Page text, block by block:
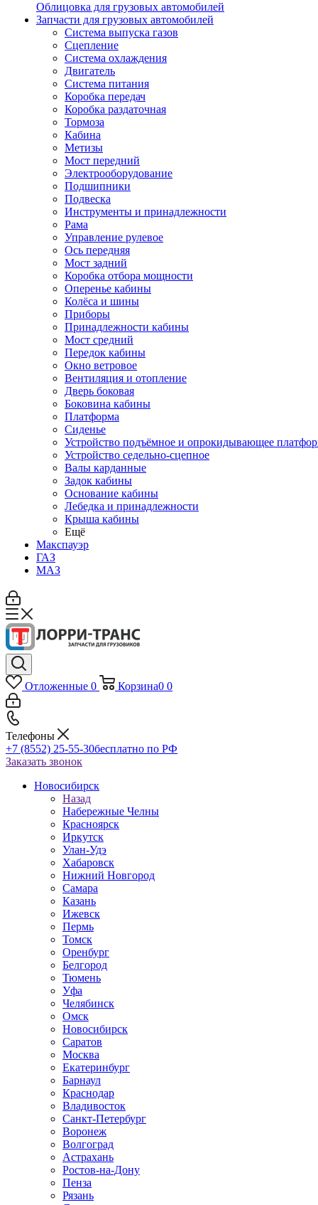
Облицовка для грузовых автомобилей
Запчасти для грузовых автомобилей
Система выпуска газов
Сцепление
Система охлаждения
Двигатель
Система питания
Коробка передач
Коробка раздаточная
Тормоза
Кабина
Метизы
Мост передний
Электрооборудование
Подшипники
Подвеска
Инструменты и принадлежности
Рама
Управление рулевое
Ось передняя
Мост задний
Коробка отбора мощности
Оперенье кабины
Колёса и шины
Приборы
Принадлежности кабины
Мост средний
Передок кабины
Окно ветровое
Вентиляция и отопление
Дверь боковая
Боковина кабины
Платформа
Сиденье
Устройство подъёмное и опрокидывающее
Устройство седельно-сцепное
Валы карданные
Задок кабины
Основание кабины
Лебедка и принадлежности
Крыша кабины
Ещё
Макспауэр
ГАЗ
МАЗ
Отложенные 0 Корзина0 0
Телефоны
+7 (8552) 25-55-30бесплатно по РФ
Заказать звонок
Новосибирск
Назад
Набережные Челны
Красноярск
Иркутск
Улан-Удэ
Хабаровск
Нижний Новгород
Самара
Казань
Ижевск
Пермь
Томск
Оренбург
Белгород
Тюмень
Уфа
Челябинск
Омск
Новосибирск
Саратов
Москва
Екатеринбург
Барнаул
Краснодар
Владивосток
Санкт-Петербург
Воронеж
Волгоград
Астрахань
Ростов-на-Дону
Пенза
Рязань